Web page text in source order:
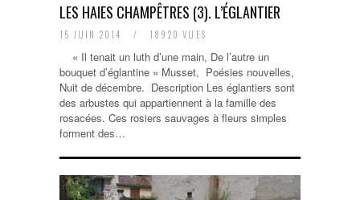
LES HAIES CHAMPÊTRES (3). L’ÉGLANTIER
15 JUIN 2014 / 18920 VUES
« Il tenait un luth d’une main, De l’autre un
bouquet d’églantine » Musset, Poésies nouvelles,
Nuit de décembre. Description Les églantiers sont
des arbustes qui appartiennent à la famille des
rosacées. Ces rosiers sauvages à fleurs simples
forment des…